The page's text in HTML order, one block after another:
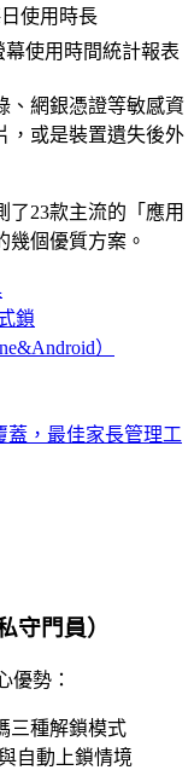
使用時長
使用時間統計報表
、網銀憑證等敏感資
，或是裝置遺失後外
23款主流的「應用
幾個優質方案。
鎖
）
蓋，最佳家長管理工
守門員）
優勢：
三種解鎖模式
自動上鎖情境